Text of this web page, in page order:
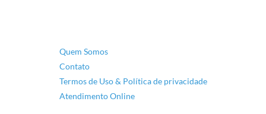
Quem Somos
Contato
Termos de Uso & Política de privacidade
Atendimento Online